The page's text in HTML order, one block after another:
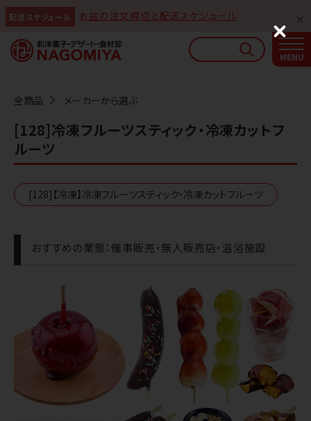
配送スケジュール お盆の注文締切と配送スケジュール
全商品 メーカーから選ぶ
[128]冷凍フルーツスティック・冷凍カットフ
ルーツ
[128]【冷凍】冷凍フルーツスティック・冷凍カットフルーツ
おすすめの業態：催事販売・無人販売店・温浴施設
なごみやAIガイド
AIがなごみやの使い方をお答えします
C
l
o